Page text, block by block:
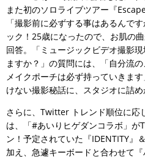
また初のソロライブツアー『
「撮影前に必ずする事はあるんで
ック！25歳になったので、お肌の
回答。「ミュージックビデオ撮影
ますか？」の質問には、「自分流
メイクポーチは必ず持っていきま
けない撮影秘話に、スタジオに詰め
さらに、Twitter トレンド順位に応
は、「#あいりヒゲダンコラボ」
ン！予定されていた『IDENTITY』
加え、急遽キーボードと合わせて